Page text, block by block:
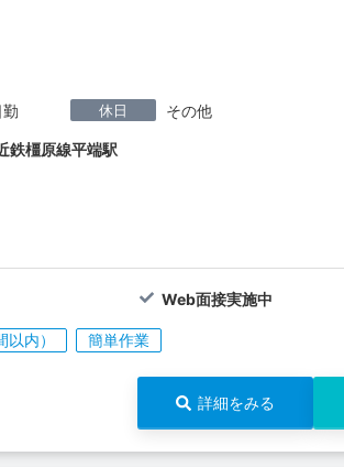
勤 休日 その他
鉄橿原線平端駅
Web面接実施中
内） 簡単作業
詳細をみる